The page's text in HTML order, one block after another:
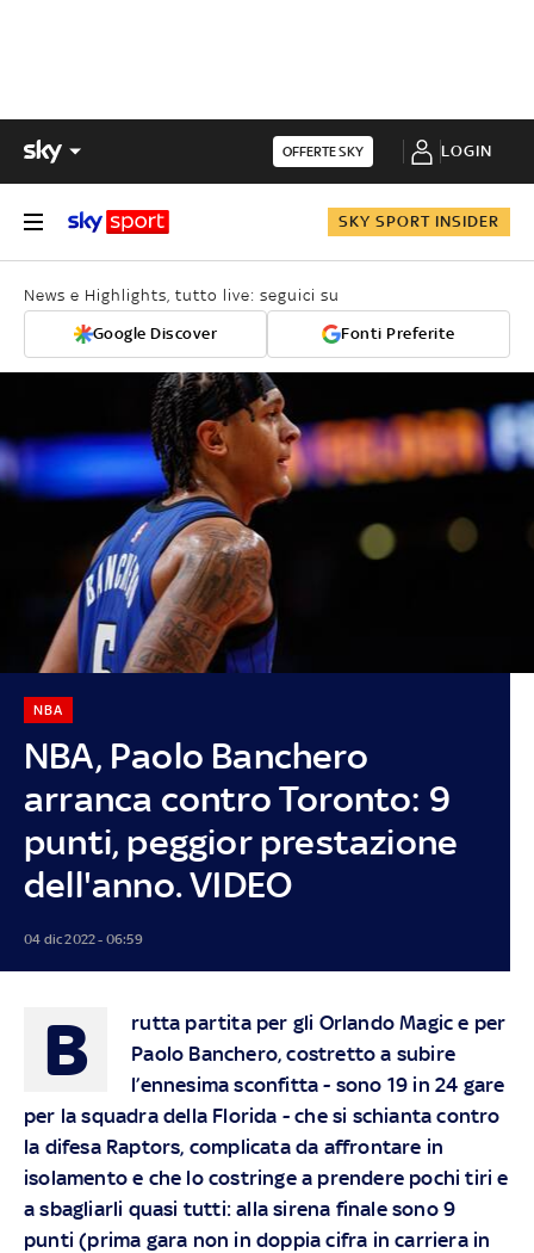
OFFERTE SKY LOGIN
SKY SPORT INSIDER
News e Highlights, tutto live: seguici su
Google Discover Fonti Preferite
NBA, Paolo Banchero
arranca contro Toronto: 9
punti, peggior prestazione
dell'anno. VIDEO
NBA
04 dic 2022 - 06:59
B
rutta partita per gli Orlando Magic e per
Paolo Banchero, costretto a subire
l’ennesima sconfitta - sono 19 in 24 gare
per la squadra della Florida - che si schianta contro
la difesa Raptors, complicata da affrontare in
isolamento e che lo costringe a prendere pochi tiri e
a sbagliarli quasi tutti: alla sirena finale sono 9
punti (prima gara non in doppia cifra in carriera in